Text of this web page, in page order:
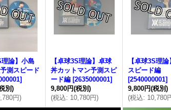
理論】小島
測スピード
]
別)
円)
【卓球3S理論】卓球
丼カットマン予測スピ
ード編 [2635000001]
9,800円(税別)
(税込: 10,780円)
【卓球3S理
スピード編
[2540000001]
9,800円(税別)
(税込: 10,780